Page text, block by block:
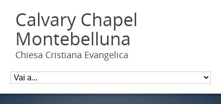
Calvary Chapel
Montebelluna
Chiesa Cristiana Evangelica